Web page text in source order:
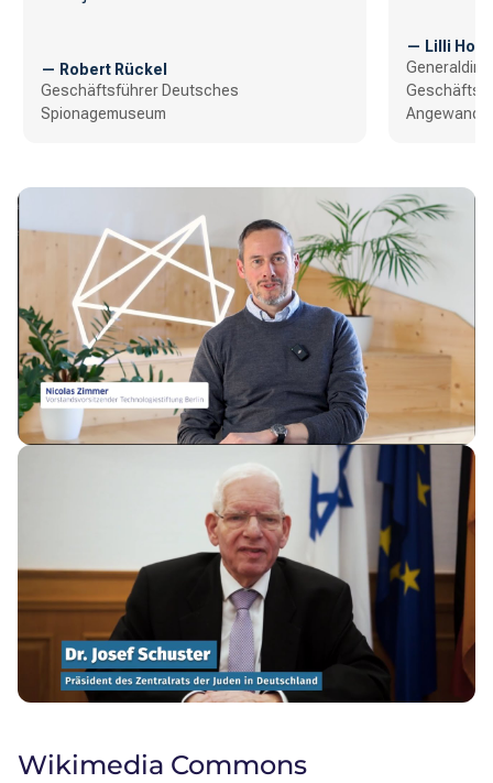
— Robert Rückel
Geschäftsführer Deutsches
Spionagemuseum
— Lilli
Angewandte
Wikimedia Commons